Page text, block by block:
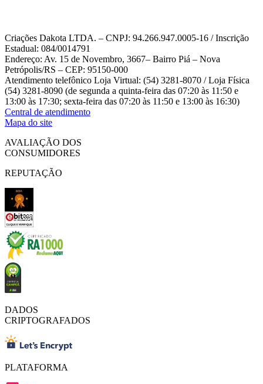
Criações Dakota LTDA. – CNPJ: 94.266.947.0005-16 / Inscrição
Estadual: 084/0014791
Endereço: Av. 15 de Novembro, 3667– Bairro Piá – Nova
Petrópolis/RS – CEP: 95150-000
Atendimento telefônico Loja Virtual: (54) 3281-8070 / Loja Física
(54) 3281-8090 (de segunda a quinta-feira das 07:20 às 11:50 e
13:00 às 17:30; sexta-feira das 07:20 às 11:50 e 13:00 às 16:30)
Central de atendimento
Mapa do site
AVALIAÇÃO DOS
CONSUMIDORES
REPUTAÇÃO
DADOS
CRIPTOGRAFADOS
PLATAFORMA